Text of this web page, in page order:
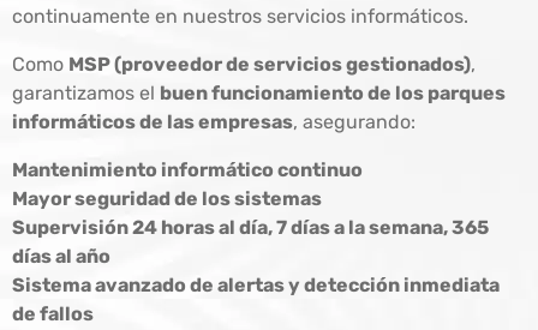
continuamente en nuestros servicios informáticos.
Como MSP (proveedor de servicios gestionados),
garantizamos el buen funcionamiento de los parques
informáticos de las empresas, asegurando:
Mantenimiento informático continuo
Mayor seguridad de los sistemas
Supervisión 24 horas al día, 7 días a la semana, 365
días al año
Sistema avanzado de alertas y detección inmediata
de fallos